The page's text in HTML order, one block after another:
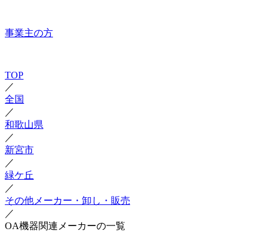
事業主の方
TOP
／
全国
／
和歌山県
／
新宮市
／
緑ケ丘
／
その他メーカー・卸し・販売
／
OA機器関連メーカーの一覧